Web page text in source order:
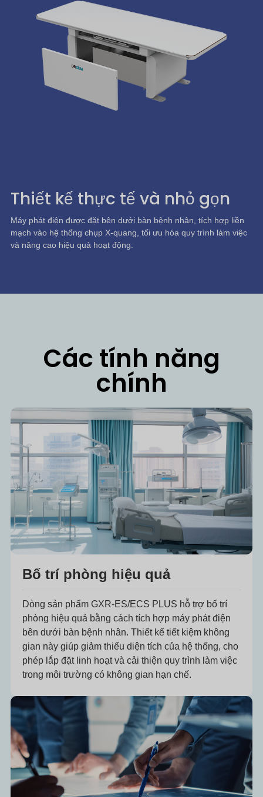
Thiết kế thực tế và nhỏ gọn
Máy phát điện được đặt bên dưới bàn bệnh nhân, tích hợp liền
mạch vào hệ thống chụp X-quang, tối ưu hóa quy trình làm việc
và nâng cao hiệu quả hoạt động.
Các tính năng
chính
Bố trí phòng hiệu quả
Dòng sản phẩm GXR-ES/ECS PLUS hỗ trợ bố trí
phòng hiệu quả bằng cách tích hợp máy phát điện
bên dưới bàn bệnh nhân. Thiết kế tiết kiệm không
gian này giúp giảm thiểu diện tích của hệ thống, cho
phép lắp đặt linh hoạt và cải thiện quy trình làm việc
trong môi trường có không gian hạn chế.